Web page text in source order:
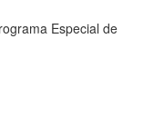
Especial de